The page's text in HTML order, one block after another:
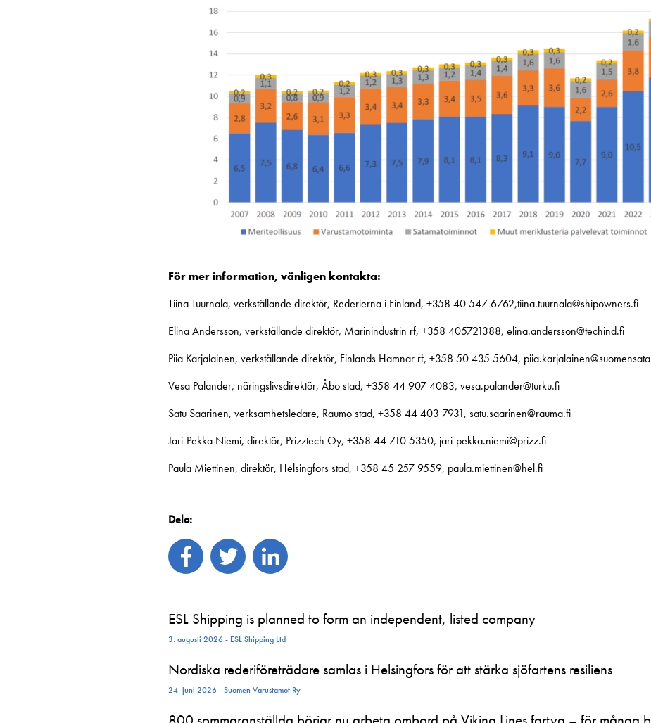
För mer information, vänligen kontakta:
Tiina Tuurnala, verkställande direktör, Rederierna i Finland, +358 40 547 6762,tiina.tuurnala@shipowners.fi
Elina Andersson, verkställande direktör, Marinindustrin rf, +358 405721388, elina.andersson@techind.fi
Piia Karjalainen, verkställande direktör, Finlands Hamnar rf, +358 50 435 5604,
Vesa Palander, näringslivsdirektör, Åbo stad, +358 44 907 4083, vesa.palander@turku.fi
Satu Saarinen, verksamhetsledare, Raumo stad, +358 44 403 7931, satu.saarinen@rauma.fi
Jari-Pekka Niemi, direktör, Prizztech Oy, +358 44 710 5350, jari-pekka.niemi@prizz.fi
Paula Miettinen, direktör, Helsingfors stad, +358 45 257 9559, paula.miettinen@hel.fi
Dela:
ESL Shipping is planned to form an independent, listed company
3. augusti 2026 - ESL Shipping Ltd
Nordiska rederiföreträdare samlas i Helsingfors för att stärka sjöfartens resiliens
24. juni 2026 - Suomen Varustamot Ry